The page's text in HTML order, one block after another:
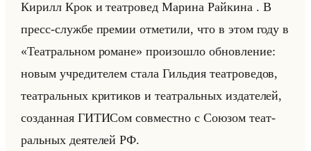
Ки­рилл Крок и те­ат­ро­вед Ма­ри­на Райки­на . В
пресс-служ­бе пре­мии от­ме­ти­ли, что в этом году в
«Театральном романе» про­изо­шло об­нов­ле­ние:
новым учре­ди­те­лем стала Гильдия те­ат­ро­ве­дов,
те­ат­ральных кри­ти­ков и те­ат­ральных из­да­те­лей,
со­здан­ная ГИ­ТИ­Сом сов­мест­но с Со­юзом те­ат­
ральных де­яте­лей РФ.